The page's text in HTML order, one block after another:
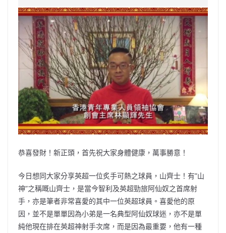
e
b
o
o
k
W
ei
b
o
s
A
p
p
h
at
er l y
Li
n
k
恭喜發財！新正頭，首先祝大家身體健康，萬事勝意！
今日想同大家分享英超一位炙手可熱之球員，山齊士！有”山
神”之稱嘅山齊士，是當今智利及英超勁旅阿仙奴之首席射
手，亦是筆者非常喜愛的其中一位英超球員。喜愛他的原
因，並不是單單因為小弟是一名典型阿仙奴球迷，亦不是單
純他現在排在英超神射手次席，而是因為最重要，他有一種